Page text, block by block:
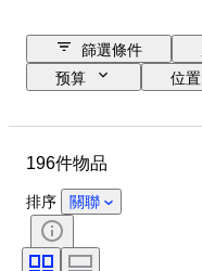
篩選條件
预算
位置
註冊文件
CoC（合規證書）
196件物品
排序 關聯